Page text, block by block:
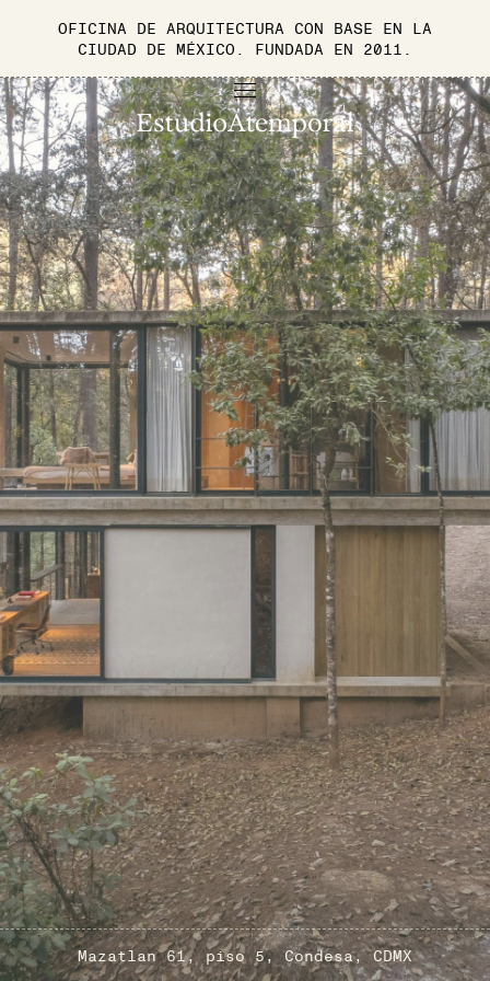
PROYECTOS
NOSOTROS
CONTACTO
EN
Mazatlan 61, piso 5, Condesa, CDMX